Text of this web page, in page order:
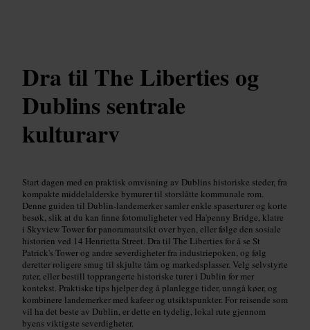
Dra til The Liberties og
Dublins sentrale
kulturarv
Start dagen med en praktisk omvisning av Dublins historiske steder, fra
kompakte middelalderske bymurer til storslåtte kommunale rom.
Denne guiden til Dublin-landemerker samler enkle spaserturer og korte
besøk, slik at du kan finne fotomuligheter ved Ha'penny Bridge, klatre
i Skyview Tower for panoramautsikt over byen, eller følge den sosiale
historien ved 14 Henrietta Street. Dra til The Liberties for å se St
Patrick's Tower og andre severdigheter fra industriepoken, og følg
deretter roligere smug til skjulte tårn og markedsplasser. Velg selvstyrte
ruter, eller bestill topprangerte historiske turer i Dublin for mer
kontekst. Praktiske tips hjelper deg å planlegge tider, unngå køer, og
kombinere landemerker med kafeer og utsiktspunkter. For reisende som
vil ha det beste av Dublin, er dette en tydelig, lokal rute gjennom
byens viktigste severdigheter.